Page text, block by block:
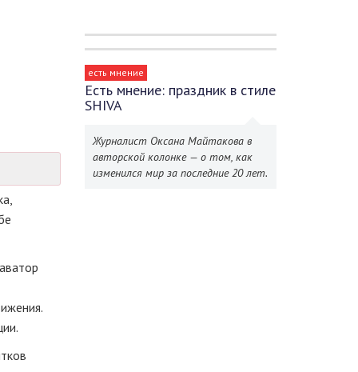
есть мнение
Есть мнение: праздник в стиле
SHIVA
Журналист Оксана Майтакова в
авторской колонке — о том, как
изменился мир за последние 20 лет.